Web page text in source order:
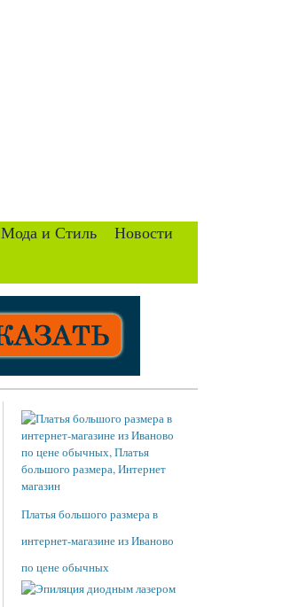
Мода и Стиль
Новости
Платья большого размера в
интернет-магазине из Иваново
по цене обычных